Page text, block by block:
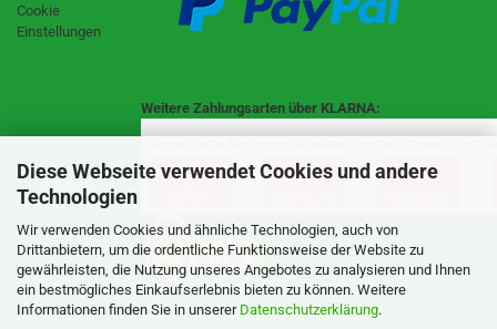
Diese Webseite verwendet Cookies und andere
Technologien
Wir verwenden Cookies und ähnliche Technologien, auch von
Drittanbietern, um die ordentliche Funktionsweise der Website zu
gewährleisten, die Nutzung unseres Angebotes zu analysieren und Ihnen
ein bestmögliches Einkaufserlebnis bieten zu können. Weitere
Informationen finden Sie in unserer Datenschutzerklärung.
Cookie
Einstellungen
Weitere Zahlungsarten über KLARNA:
SSL Certificate